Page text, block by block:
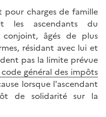
charges de famille
les ascendants du
âgés de plus
résidant avec lui et
pas la limite prévue
général des impôts
lorsque l'ascendant
de solidarité sur la